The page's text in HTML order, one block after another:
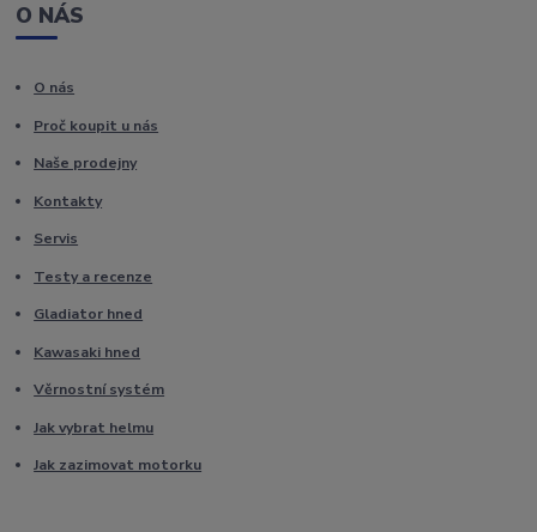
O NÁS
O nás
Proč koupit u nás
Naše prodejny
Kontakty
Servis
Testy a recenze
Gladiator hned
Kawasaki hned
Věrnostní systém
Jak vybrat helmu
Jak zazimovat motorku